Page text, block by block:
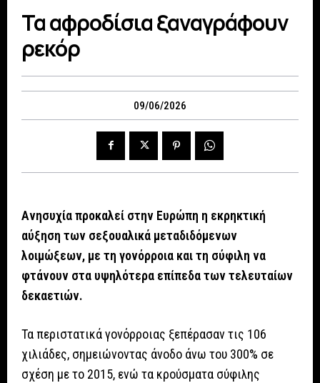
Τα αφροδίσια ξαναγράφουν
ρεκόρ
09/06/2026
Ανησυχία προκαλεί στην Ευρώπη η εκρηκτική
αύξηση των σεξουαλικά μεταδιδόμενων
λοιμώξεων, με τη γονόρροια και τη σύφιλη να
φτάνουν στα υψηλότερα επίπεδα των τελευταίων
δεκαετιών.
Τα περιστατικά γονόρροιας ξεπέρασαν τις 106
χιλιάδες, σημειώνοντας άνοδο άνω του 300% σε
σχέση με το 2015, ενώ τα κρούσματα σύφιλης